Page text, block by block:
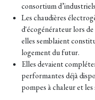
consortium
Les chaudières
d'écogénérateur lors
elles semblaient
logement du futur.
Elles devaient
performantes déjà
pompes à chaleur et les